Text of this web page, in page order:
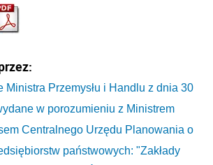
Ministra Przemysłu i Handlu z dnia 30
w porozumieniu z Ministrem
Centralnego Urzędu Planowania o
państwowych: "Zakłady